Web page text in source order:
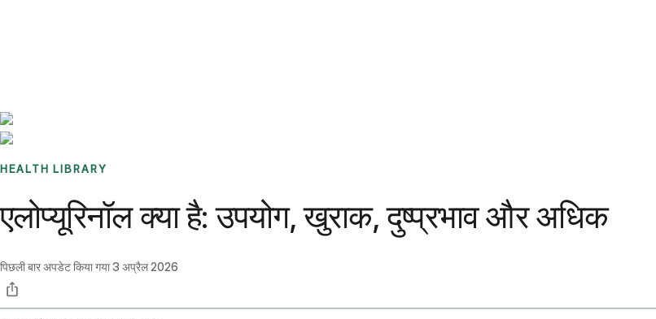
HEALTH LIBRARY
एलोप्यूरिनॉल क्या है: उपयोग, खुराक, दुष्प्रभाव और अधिक
पिछली बार अपडेट किया गया3 अप्रैल 2026